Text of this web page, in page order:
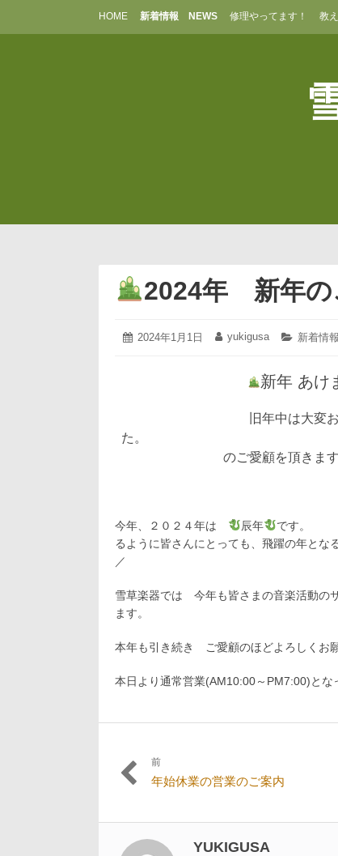
HOME 新着情報 NEWS 修理やってます！ 教
2024年 新年の
投
2024年1月1日
2023 投
yukigusa
カ
リ
新着情
新年 あけ
旧年中は大変
た。 本
のご愛顧を頂きま
今年、２０２４年は 辰年 です。
るように皆さんにとっても、飛躍の年とな
雪草楽器では 今年も皆さまの音楽活動の
ます。
本年も引き続き ご愛顧のほ
本日より通常営業(AM10:00～PM7:00)とな
投
ナ
ビ
前
過
投
稿:
年始休業の営業のご案内
YUKIGUSA